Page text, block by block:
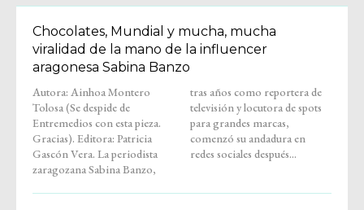
Chocolates, Mundial y mucha, mucha
viralidad de la mano de la influencer
aragonesa Sabina Banzo
Autora: Ainhoa Montero
Tolosa (Se despide de
Entremedios con esta pieza.
Gracias). Editora: Patricia
Gascón Vera. La periodista
zaragozana Sabina Banzo,
tras años como reportera de
televisión y locutora de spots
para grandes marcas,
comenzó su andadura en
redes sociales después...